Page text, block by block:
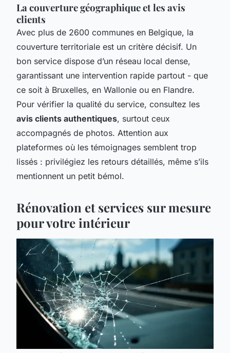
La couverture géographique et les avis
clients
Avec plus de 2600 communes en Belgique, la
couverture territoriale est un critère décisif. Un
bon service dispose d’un réseau local dense,
garantissant une intervention rapide partout - que
ce soit à Bruxelles, en Wallonie ou en Flandre.
Pour vérifier la qualité du service, consultez les
avis clients authentiques, surtout ceux
accompagnés de photos. Attention aux
plateformes où les témoignages semblent trop
lissés : privilégiez les retours détaillés, même s’ils
mentionnent un petit bémol.
Rénovation et services sur mesure
pour votre intérieur